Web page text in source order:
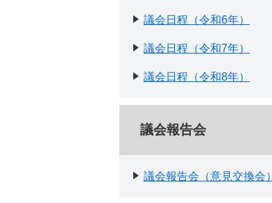
議会日程（令和6年）
議会日程（令和7年）
議会日程（令和8年）
議会報告会
議会報告会（意見交換会）